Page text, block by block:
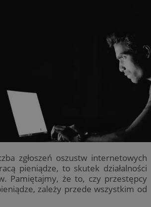
zgłoszeń oszustw internetowych
pieniądze, to skutek działalności
Pamiętajmy, że to, czy przestępcy
zależy przede wszystkim od